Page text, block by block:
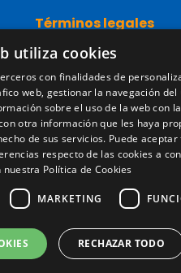
Términos legales
Aviso legal
Política de privacidad
Política de cookies
Condiciones generales
Gestionar cookies
utiliza cookies
con finalidades de
web, gestionar la navegación
sobre el uso de la web con
otra información que les haya
de sus servicios. Puede aceptar
respecto de las cookies a
Política de Cookies
MARKETING
RECHAZAR TODO